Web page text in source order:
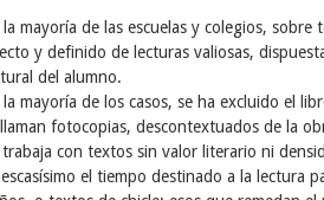
la mayoría de las escuelas y colegios,
y definido de lecturas valiosas,
del alumno.
la mayoría de los casos, se ha excluido el
fotocopias, descontextuados de la
trabaja con textos sin valor literario ni
escasísimo el tiempo destinado a la lectura